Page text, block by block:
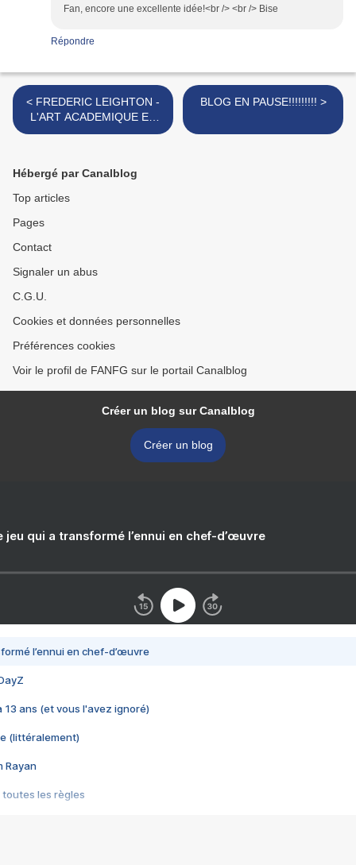
Fan, encore une excellente idée!<br /> <br /> Bise
Répondre
< FREDERIC LEIGHTON -
L'ART ACADEMIQUE ET
SA SPLENDEUR
BLOG EN PAUSE!!!!!!!!! >
Hébergé par Canalblog
Top articles
Pages
Contact
Signaler un abus
C.G.U.
Cookies et données personnelles
Préférences cookies
Voir le profil de FANFG sur le portail Canalblog
Créer un blog sur Canalblog
Créer un blog
jeu qui a transformé l’ennui en chef-d’œuvre
l’ennui en chef-d’œuvre
13 ans (et vous l'avez ignoré)
(littéralement)
Rayan
toutes les règles